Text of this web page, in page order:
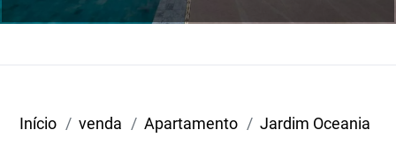
Início venda Apartamento Jardim Oceania